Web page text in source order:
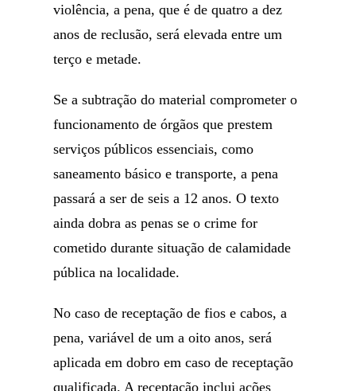
violência, a pena, que é de quatro a dez
anos de reclusão, será elevada entre um
terço e metade.
Se a subtração do material comprometer o
funcionamento de órgãos que prestem
serviços públicos essenciais, como
saneamento básico e transporte, a pena
passará a ser de seis a 12 anos. O texto
ainda dobra as penas se o crime for
cometido durante situação de calamidade
pública na localidade.
No caso de receptação de fios e cabos, a
pena, variável de um a oito anos, será
aplicada em dobro em caso de receptação
qualificada. A receptação inclui ações